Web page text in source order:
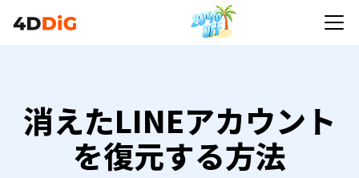
消えたLINEアカウント
を復元する方法